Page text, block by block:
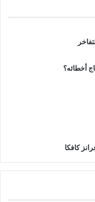
أخطائه؟
كافكا